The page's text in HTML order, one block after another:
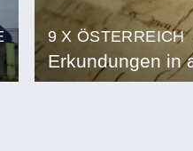
9 X ÖSTERREICH
Erkundungen in